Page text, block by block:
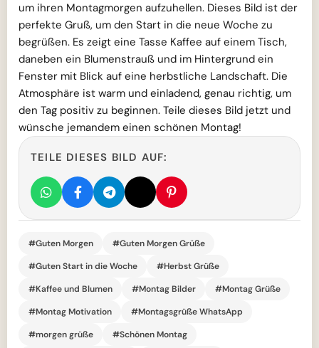
um ihren Montagmorgen aufzuhellen. Dieses Bild ist der
perfekte Gruß, um den Start in die neue Woche zu
begrüßen. Es zeigt eine Tasse Kaffee auf einem Tisch,
daneben ein Blumenstrauß und im Hintergrund ein
Fenster mit Blick auf eine herbstliche Landschaft. Die
Atmosphäre ist warm und einladend, genau richtig, um
den Tag positiv zu beginnen. Teile dieses Bild jetzt und
wünsche jemandem einen schönen Montag!
TEILE DIESES BILD AUF:
#Guten Morgen
#Guten Morgen Grüße
#Guten Start in die Woche
#Herbst Grüße
#Kaffee und Blumen
#Montag Bilder
#Montag Grüße
#Montag Motivation
#Montagsgrüße WhatsApp
#morgen grüße
#Schönen Montag